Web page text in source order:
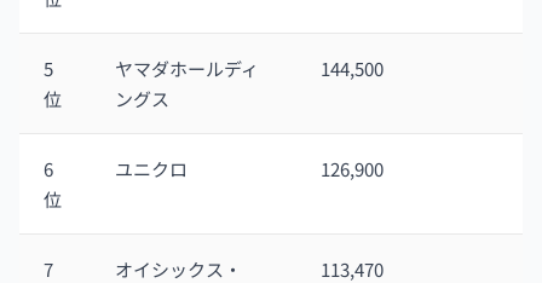
5
位
ヤマダホールディ
ングス
144,500
6
位
ユニクロ 126,900
7
オイシックス・
113,470